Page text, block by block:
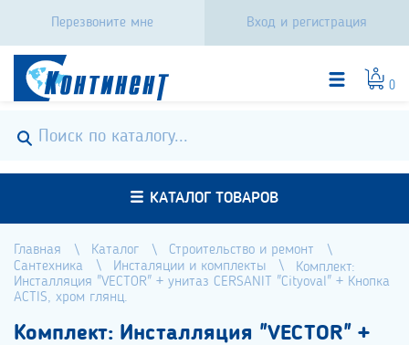
Перезвоните мне Вход и регистрация
0
КАТАЛОГ ТОВАРОВ
Главная Каталог
Строительство и ремонт
Сантехника
Инсталяции и комплекты
Комплект:
Инсталляция "VECTOR" + унитаз CERSANIT "Cityoval" + Кнопка
ACTIS, хром глянц.
Комплект: Инсталляция "VECTOR" +